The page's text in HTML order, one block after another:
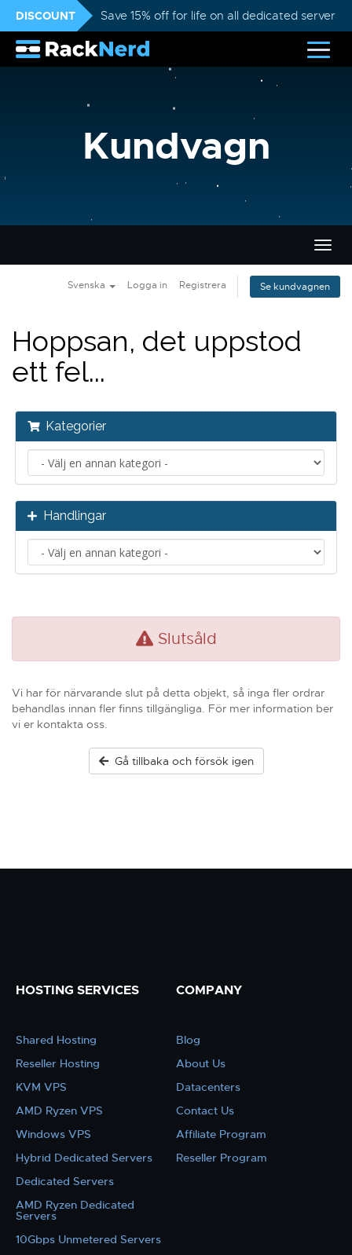
DISCOUNT Save 15% off for life on all dedicated servers
Kundvagn
Växla
Svenska Logga in Registrera Se kundvagnen
Hoppsan, det uppstod
ett fel...
Kategorier
Handlingar
Slutsåld
Vi har för närvarande slut på detta objekt, så inga fler ordrar
behandlas innan fler finns tillgängliga. För mer information ber
vi er kontakta oss.
Gå tillbaka och försök igen
HOSTING SERVICES
Shared Hosting
Reseller Hosting
KVM VPS
AMD Ryzen VPS
Windows VPS
Hybrid Dedicated Servers
Dedicated Servers
AMD Ryzen Dedicated
Servers
10Gbps Unmetered Servers
COMPANY
Blog
About Us
Datacenters
Contact Us
Affiliate Program
Reseller Program